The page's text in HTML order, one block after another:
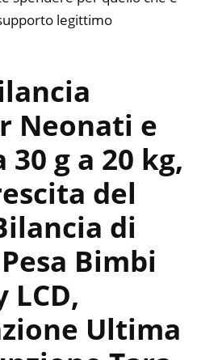
legittimo
Neonati e
g a 20 kg,
del
di
Bimbi
LCD,
Ultima